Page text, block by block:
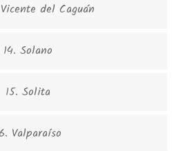
del Caguán
14. Solano
15. Solita
Valparaíso